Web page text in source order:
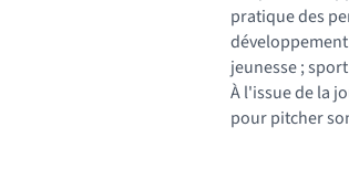
pratique des
jeunesse ;
À l'issue de la
pour pitcher